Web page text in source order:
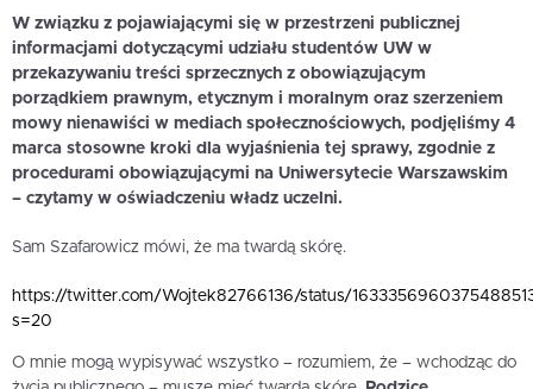
W związku z pojawiającymi się w przestrzeni publicznej
informacjami dotyczącymi udziału studentów UW w
przekazywaniu treści sprzecznych z obowiązującym
porządkiem prawnym, etycznym i moralnym oraz szerzeniem
mowy nienawiści w mediach społecznościowych, podjęliśmy 4
marca stosowne kroki dla wyjaśnienia tej sprawy, zgodnie z
procedurami obowiązującymi na Uniwersytecie Warszawskim
– czytamy w oświadczeniu władz uczelni.
Sam Szafarowicz mówi, że ma twardą skórę.
https://twitter.com/Wojtek82766136/status/
s=20
O mnie mogą wypisywać wszystko – rozumiem, że – wchodząc do